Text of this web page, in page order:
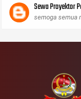
Sewa Proyektor
semoga semua